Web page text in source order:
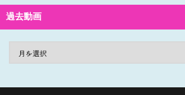
過去動画